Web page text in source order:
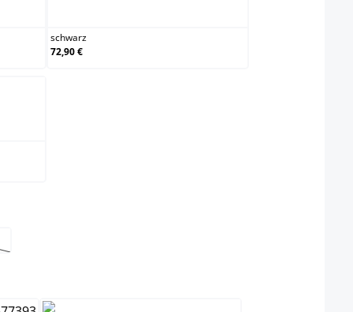
schwarz
72,90 €
nicht verfügbar.)
ist zurzeit nicht verfügbar.)